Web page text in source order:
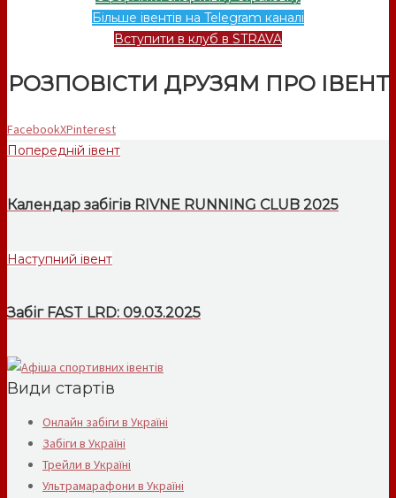
Більше івентів на Telegram каналі
Вступити в клуб в STRAVA
РОЗПОВІСТИ ДРУЗЯМ ПРО ІВЕНТ
FacebookXPinterest
Попередній івент
Календар забігів RIVNE RUNNING CLUB 2025
Наступний івент
Забіг FAST LRD: 09.03.2025
Види стартів
Онлайн забіги в Україні
Забіги в Україні
Трейли в Україні
Ультрамарафони в Україні